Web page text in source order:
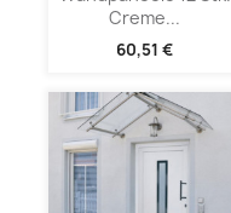
Creme...
60,51 €